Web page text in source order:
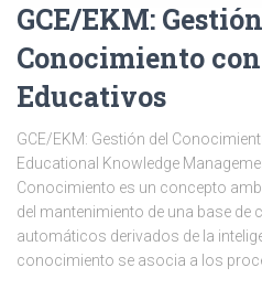
GCE/EKM:
Conocimiento
Educativos
GCE/EKM: Gestión del
Educational Knowledge
Conocimiento es un concepto
del mantenimiento de una base
automáticos derivados de la
conocimiento se asocia a los